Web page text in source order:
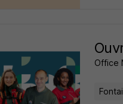
Office